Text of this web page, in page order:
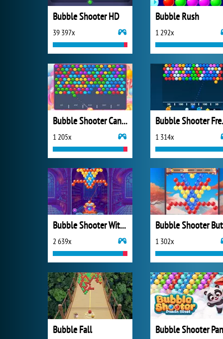
Bubble Shooter HD
39 397x
Bubble Rush
1 292x
Bubble Shooter Candy 2
1 205x 1 314x
Bubble Shooter Witch Tower
2 639x 1 302x
Bubble Fall